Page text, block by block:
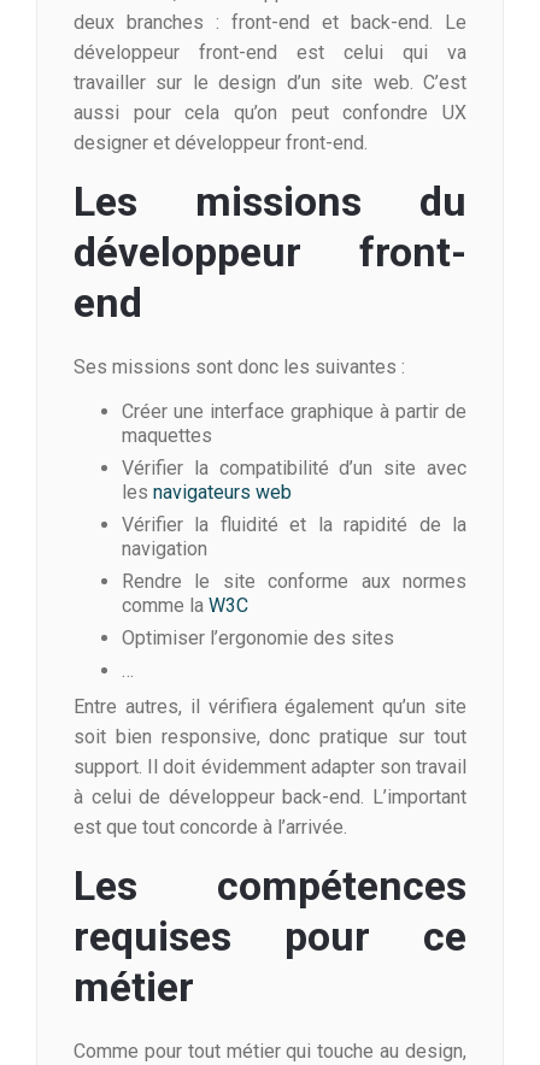
deux branches : front-end et back-end. Le
développeur front-end est celui qui va
travailler sur le design d’un site web. C’est
aussi pour cela qu’on peut confondre UX
designer et développeur front-end.
Les missions du
développeur front-
end
Ses missions sont donc les suivantes :
Créer une interface graphique à partir de
maquettes
Vérifier la compatibilité d’un site avec
les navigateurs web
Vérifier la fluidité et la rapidité de la
navigation
Rendre le site conforme aux normes
comme la W3C
Optimiser l’ergonomie des sites
…
Entre autres, il vérifiera également qu’un site
soit bien responsive, donc pratique sur tout
support. Il doit évidemment adapter son travail
à celui de développeur back-end. L’important
est que tout concorde à l’arrivée.
Les compétences
requises pour ce
métier
Comme pour tout métier qui touche au design,